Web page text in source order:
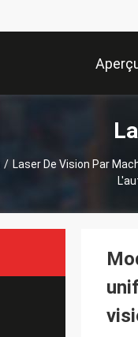
/ Laser De Vision Par